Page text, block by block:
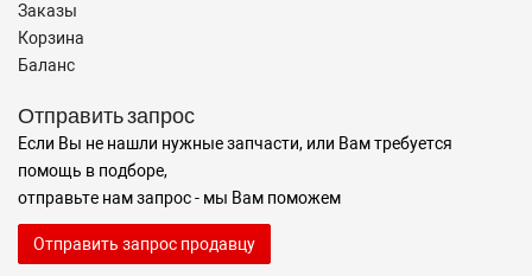
Заказы
Корзина
Баланс
Отправить запрос
Если Вы не нашли нужные запчасти, или Вам требуется
помощь в подборе,
отправьте нам запрос - мы Вам поможем
Отправить запрос продавцу